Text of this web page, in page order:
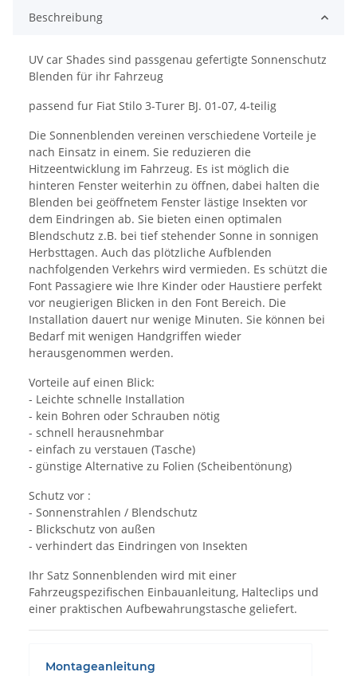
Beschreibung
UV car Shades sind passgenau gefertigte Sonnenschutz
Blenden für ihr Fahrzeug
passend fur Fiat Stilo 3-Turer BJ. 01-07, 4-teilig
Die Sonnenblenden vereinen verschiedene Vorteile je
nach Einsatz in einem. Sie reduzieren die
Hitzeentwicklung im Fahrzeug. Es ist möglich die
hinteren Fenster weiterhin zu öffnen, dabei halten die
Blenden bei geöffnetem Fenster lästige Insekten vor
dem Eindringen ab. Sie bieten einen optimalen
Blendschutz z.B. bei tief stehender Sonne in sonnigen
Herbsttagen. Auch das plötzliche Aufblenden
nachfolgenden Verkehrs wird vermieden. Es schützt die
Font Passagiere wie Ihre Kinder oder Haustiere perfekt
vor neugierigen Blicken in den Font Bereich. Die
Installation dauert nur wenige Minuten. Sie können bei
Bedarf mit wenigen Handgriffen wieder
herausgenommen werden.
Vorteile auf einen Blick:
- Leichte schnelle Installation
- kein Bohren oder Schrauben nötig
- schnell herausnehmbar
- einfach zu verstauen (Tasche)
- günstige Alternative zu Folien (Scheibentönung)
Schutz vor :
- Sonnenstrahlen / Blendschutz
- Blickschutz von außen
- verhindert das Eindringen von Insekten
Ihr Satz Sonnenblenden wird mit einer
Fahrzeugspezifischen Einbauanleitung, Halteclips und
einer praktischen Aufbewahrungstasche geliefert.
Montageanleitung